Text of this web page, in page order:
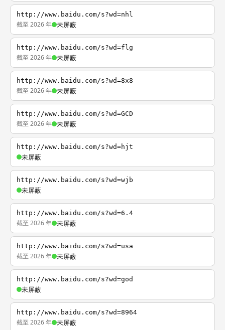
http://www.baidu.com/s?wd=nhl
截至 2026 年 未屏蔽
http://www.baidu.com/s?wd=flg
截至 2026 年 未屏蔽
http://www.baidu.com/s?wd=8x8
截至 2026 年 未屏蔽
http://www.baidu.com/s?wd=GCD
截至 2026 年 未屏蔽
http://www.baidu.com/s?wd=hjt
未屏蔽
http://www.baidu.com/s?wd=wjb
未屏蔽
http://www.baidu.com/s?wd=6.4
截至 2026 年 未屏蔽
http://www.baidu.com/s?wd=usa
截至 2026 年 未屏蔽
http://www.baidu.com/s?wd=god
未屏蔽
http://www.baidu.com/s?wd=8964
截至 2026 年 未屏蔽